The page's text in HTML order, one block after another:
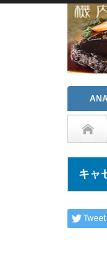
キャ
Tweet